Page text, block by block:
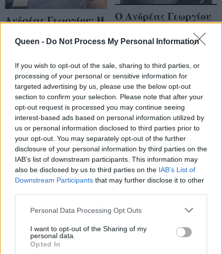
Queen - Do Not Process My Personal Information
If you wish to opt-out of the sale, sharing to third parties, or
processing of your personal or sensitive information for
targeted advertising by us, please use the below opt-out
section to confirm your selection. Please note that after your
opt-out request is processed you may continue seeing
interest-based ads based on personal information utilized by
us or personal information disclosed to third parties prior to
your opt-out. You may separately opt-out of the further
disclosure of your personal information by third parties on the
IAB’s list of downstream participants. This information may
also be disclosed by us to third parties on the IAB’s List of
Downstream Participants that may further disclose it to other
Personal Data Processing Opt Outs
I want to opt-out of the Sharing of my
personal data.
Opted In
Ανδρέας Γεωργίου: Η
και το σχόλιο της
Ο Ανδρέας Γεωργίου
φωτογραφίζεται με
το κορίτσι που του